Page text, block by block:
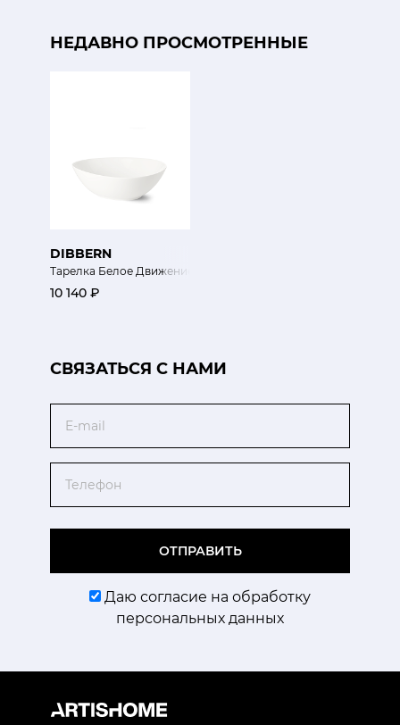
НЕДАВНО ПРОСМОТРЕННЫЕ
DIBBERN
Тарелка Белое Движение
10 140 ₽
CВЯЗАТЬСЯ С НАМИ
ОТПРАВИТЬ
Даю согласие на обработку
персональных данных